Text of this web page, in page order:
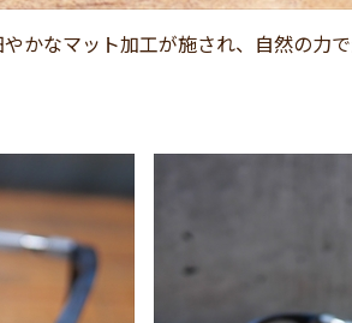
かなマット加工が施され、自然の力